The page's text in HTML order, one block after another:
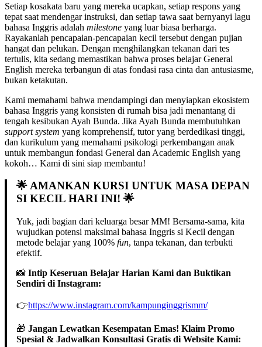
Setiap kosakata baru yang mereka ucapkan, setiap respons yang
tepat saat mendengar instruksi, dan setiap tawa saat bernyanyi lagu
bahasa Inggris adalah milestone yang luar biasa berharga.
Rayakanlah pencapaian-pencapaian kecil tersebut dengan pujian
hangat dan pelukan. Dengan menghilangkan tekanan dari tes
tertulis, kita sedang memastikan bahwa proses belajar General
English mereka terbangun di atas fondasi rasa cinta dan antusiasme,
bukan ketakutan.
Kami memahami bahwa mendampingi dan menyiapkan ekosistem
bahasa Inggris yang konsisten di rumah bisa jadi menantang di
tengah kesibukan Ayah Bunda. Jika Ayah Bunda membutuhkan
support system yang komprehensif, tutor yang berdedikasi tinggi,
dan kurikulum yang memahami psikologi perkembangan anak
untuk membangun fondasi General dan Academic English yang
kokoh… Kami di sini siap membantu!
🌟AMANKAN KURSI UNTUK MASA DEPAN
SI KECIL HARI INI! 🌟
Yuk, jadi bagian dari keluarga besar MM! Bersama-sama, kita
wujudkan potensi maksimal bahasa Inggris si Kecil dengan
metode belajar yang 100% fun, tanpa tekanan, dan terbukti
efektif.
📸 Intip Keseruan Belajar Harian Kami dan Buktikan
Sendiri di Instagram:
👉https://www.instagram.com/kampunginggrismm/
🎁 Jangan Lewatkan Kesempatan Emas! Klaim Promo
Spesial & Jadwalkan Konsultasi Gratis di Website Kami: